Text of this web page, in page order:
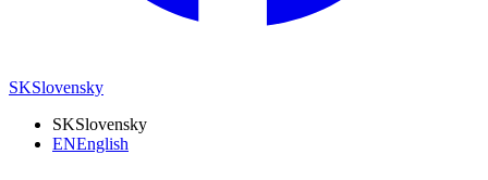
SKSlovensky
SKSlovensky
ENEnglish